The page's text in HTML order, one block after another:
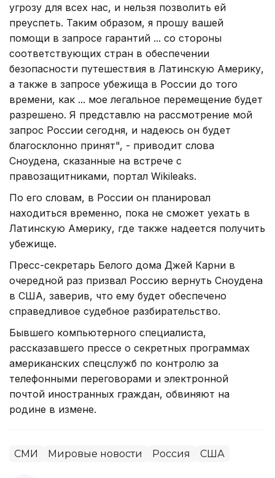
угрозу для всех нас, и нельзя позволить ей
преуспеть. Таким образом, я прошу вашей
помощи в запросе гарантий ... со стороны
соответствующих стран в обеспечении
безопасности путешествия в Латинскую Америку,
а также в запросе убежища в России до того
времени, как ... мое легальное перемещение будет
разрешено. Я представлю на рассмотрение мой
запрос России сегодня, и надеюсь он будет
благосклонно принят", - приводит слова
Сноудена, сказанные на встрече с
правозащитниками, портал Wikileaks.
По его словам, в России он планировал
находиться временно, пока не сможет уехать в
Латинскую Америку, где также надеется получить
убежище.
Пресс-секретарь Белого дома Джей Карни в
очередной раз призвал Россию вернуть Сноудена
в США, заверив, что ему будет обеспечено
справедливое судебное разбирательство.
Бывшего компьютерного специалиста,
рассказавшего прессе о секретных программах
американских спецслужб по контролю за
телефонными переговорами и электронной
почтой иностранных граждан, обвиняют на
родине в измене.
СМИ Мировые новости Россия США